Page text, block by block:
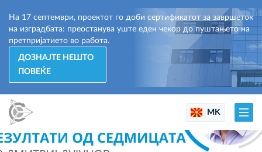
На 17 септември, проектот го доби сертификатот за завршеток
на изградбата: преостанува уште еден чекор до пуштањето на
претпријатието во работа.
ДОЗНАЈТЕ НЕШТО
ПОВЕЌЕ
MK